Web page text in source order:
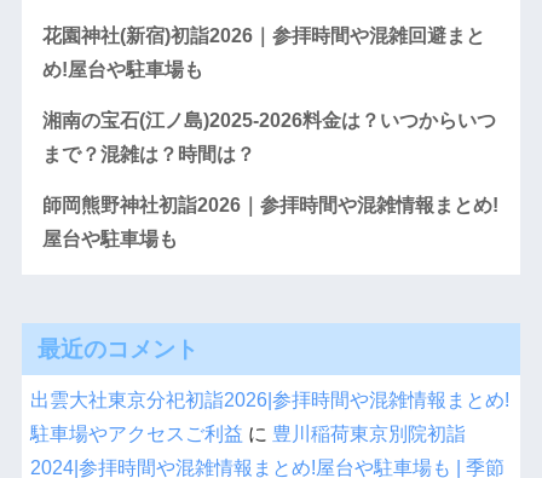
花園神社(新宿)初詣2026｜参拝時間や混雑回避まと
め!屋台や駐車場も
湘南の宝石(江ノ島)2025-2026料金は？いつからいつ
まで？混雑は？時間は？
師岡熊野神社初詣2026｜参拝時間や混雑情報まとめ!
屋台や駐車場も
最近のコメント
出雲大社東京分祀初詣2026|参拝時間や混雑情報まとめ!
駐車場やアクセスご利益 に 豊川稲荷東京別院初詣
2024|参拝時間や混雑情報まとめ!屋台や駐車場も | 季節